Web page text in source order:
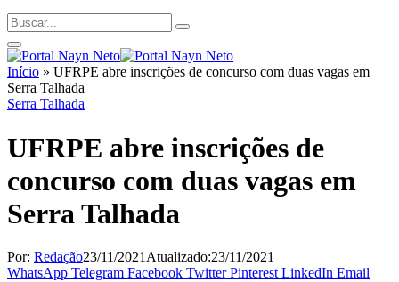
Início » UFRPE abre inscrições de concurso com duas vagas em
Serra Talhada
Serra Talhada
UFRPE abre inscrições de
concurso com duas vagas em
Serra Talhada
Por: Redação23/11/2021 Atualizado:23/11/2021
WhatsApp Telegram Facebook Twitter Pinterest LinkedIn Email